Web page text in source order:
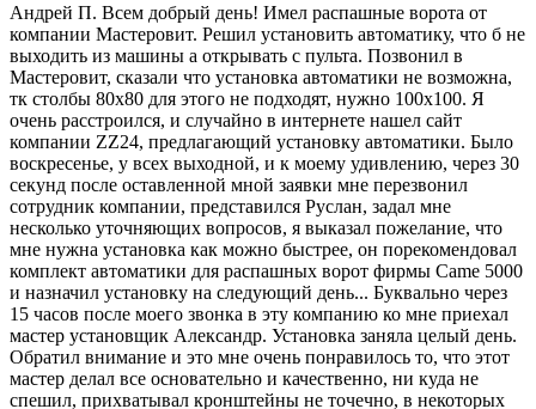
Андрей П. Всем добрый день! Имел распашные ворота от
компании Мастеровит. Решил установить автоматику, что б не
выходить из машины а открывать с пульта. Позвонил в
Мастеровит, сказали что установка автоматики не возможна,
тк столбы 80х80 для этого не подходят, нужно 100х100. Я
очень расстроился, и случайно в интернете нашел сайт
компании ZZ24, предлагающий установку автоматики. Было
воскресенье, у всех выходной, и к моему удивлению, через 30
секунд после оставленной мной заявки мне перезвонил
сотрудник компании, представился Руслан, задал мне
несколько уточняющих вопросов, я выказал пожелание, что
мне нужна установка как можно быстрее, он порекомендовал
комплект автоматики для распашных ворот фирмы Came 5000
и назначил установку на следующий день... Буквально через
15 часов после моего звонка в эту компанию ко мне приехал
мастер установщик Александр. Установка заняла целый день.
Обратил внимание и это мне очень понравилось то, что этот
мастер делал все основательно и качественно, ни куда не
спешил, прихватывал кронштейны не точечно, в некоторых